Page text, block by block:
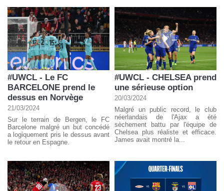
#UWCL - Le FC
BARCELONE prend le
dessus en Norvège
21/03/2024
Sur le terrain de Bergen, le FC
Barcelone malgré un but concédé
a logiquement pris le dessus avant
le retour en Espagne.
#UWCL - CHELSEA prend
une sérieuse option
20/03/2024
Malgré un public record, le club
néerlandais de l'Ajax a été
sèchement battu par l'équipe de
Chelsea plus réaliste et efficace.
James avait montré la...